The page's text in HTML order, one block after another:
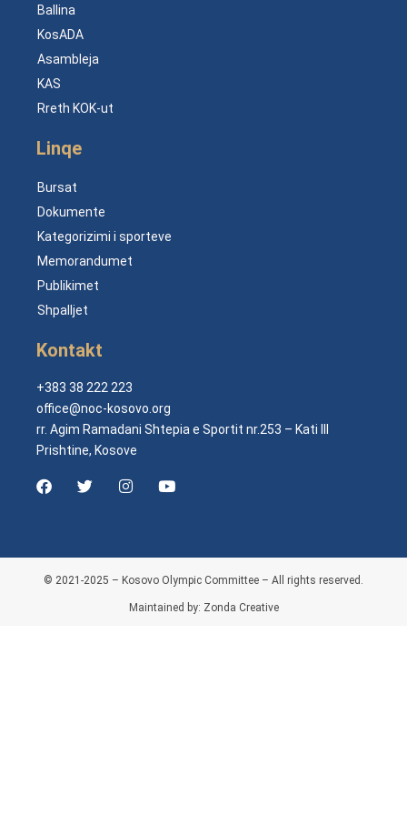
Ballina
KosADA
Asambleja
KAS
Rreth KOK-ut
Linqe
Bursat
Dokumente
Kategorizimi i sporteve
Memorandumet
Publikimet
Shpalljet
Kontakt
+383 38 222 223
office@noc-kosovo.org
rr. Agim Ramadani Shtepia e Sportit nr.253 – Kati III
Prishtine, Kosove
© 2021-2025 – Kosovo Olympic Committee – All rights reserved.
Maintained by: Zonda Creative